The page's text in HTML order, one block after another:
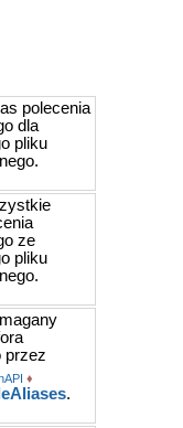
polecenia
dla
pliku
ze
pliku
przez
♦
.